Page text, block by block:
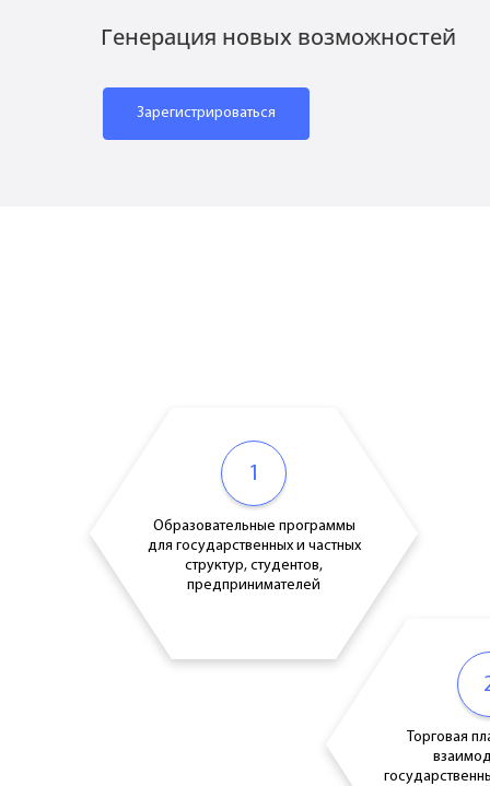
Генерация новых возможностей
Зарегистрироваться
1
Образовательные программы
для государственных и частных
структур, студентов,
предпринимателей
Торговая